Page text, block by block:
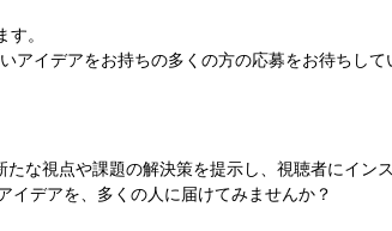
す。
イデアをお持ちの多くの方の応募をお待ちして
な視点や課題の解決策を提示し、視聴者にイ
イデアを、多くの人に届けてみませんか？